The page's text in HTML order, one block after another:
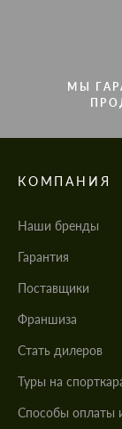
МЫ
КОМПАНИЯ
Наши бренды
Гарантия
Поставщики
Франшиза
Стать дилеров
Туры на
Cпособы оплаты